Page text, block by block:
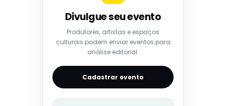
Divulgue seu evento
Produtores, artistas e espaços
culturais podem enviar eventos para
análise editorial.
Cadastrar evento